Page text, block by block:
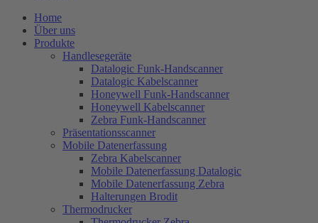
Home
Über uns
Produkte
Handlesegeräte
Datalogic Funk-Handscanner
Datalogic Kabelscanner
Honeywell Funk-Handscanner
Honeywell Kabelscanner
Zebra Funk-Handscanner
Präsentationsscanner
Mobile Datenerfassung
Zebra Kabelscanner
Mobile Datenerfassung Datalogic
Mobile Datenerfassung Zebra
Halterungen Brodit
Thermodrucker